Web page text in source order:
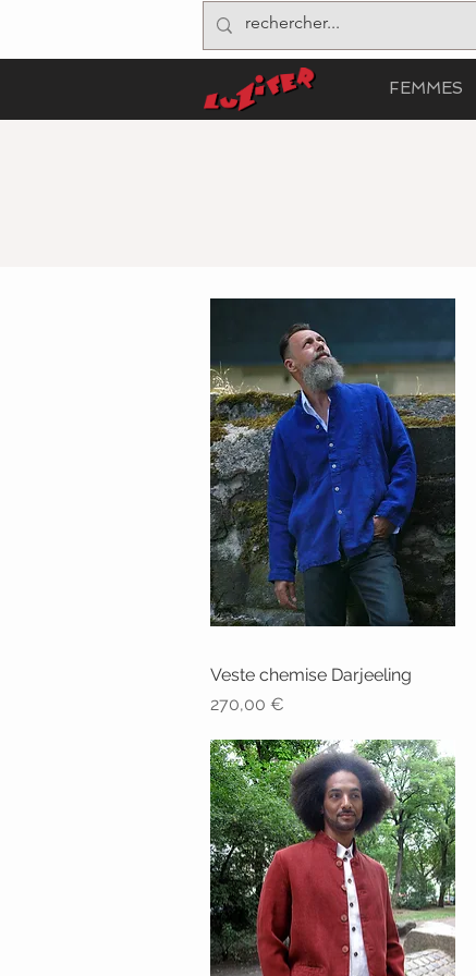
FEMMES
Aperçu rapide
Veste chemise Darjeeling
Prix
270,00 €